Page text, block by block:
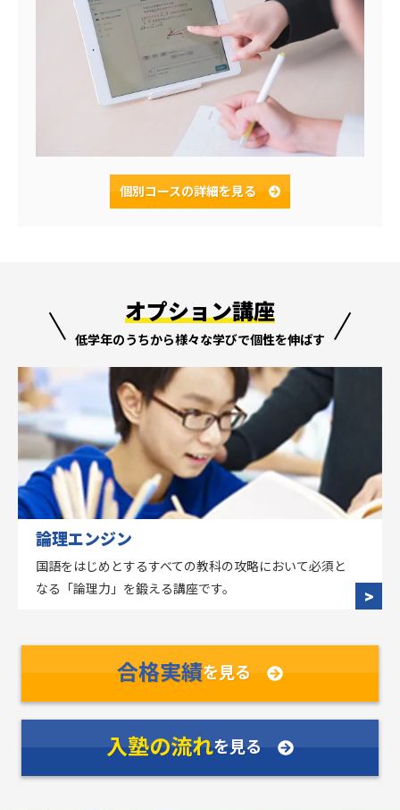
個別コースの詳細を見る
オプション講座
低学年のうちから様々な学びで個性を伸ばす
論理エンジン
国語をはじめとするすべての教科の攻略において必須と
なる「論理力」を鍛える講座です。
合格実績を見る
入塾の流れを見る